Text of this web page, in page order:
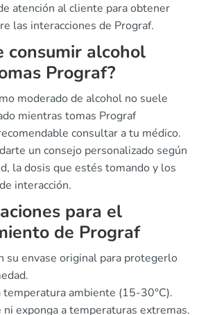
atención al cliente para obtener
las interacciones de Prograf.
consumir alcohol
Prograf?
moderado de alcohol no suele
mientras tomas Prograf
consultar a tu médico.
un consejo personalizado según
la dosis que estés tomando y los
interacción.
para el
de Prograf
su envase original para protegerlo
temperatura ambiente (15-30°C).
ni exponga a temperaturas extremas.